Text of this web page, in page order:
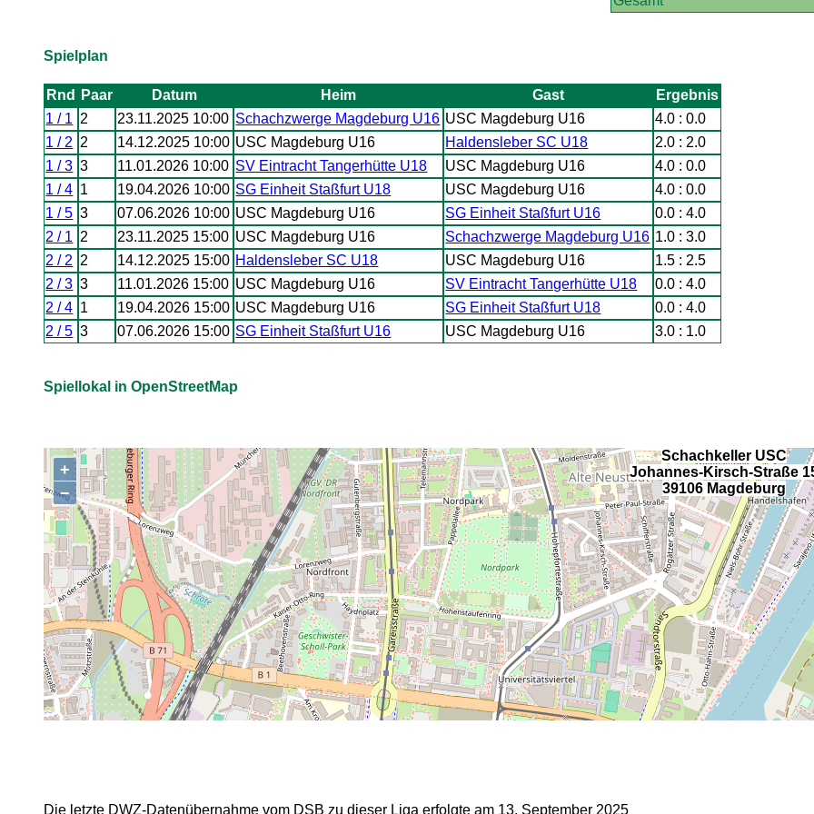
Spielplan
Rnd Paar Datum Heim Gast
Ergebnis
1 / 1 2 23.11.2025 10:00 Schachzwerge Magdeburg U16 USC Magdeburg U16
4.0 : 0.0
1 / 2 2 14.12.2025 10:00 USC Magdeburg U16 Haldensleber SC U18
2.0 : 2.0
1 / 3 3 11.01.2026 10:00 SV Eintracht Tangerhütte U18 USC Magdeburg U16
4.0 : 0.0
1 / 4 1 19.04.2026 10:00 SG Einheit Staßfurt U18 USC Magdeburg U16
4.0 : 0.0
1 / 5 3 07.06.2026 10:00 USC Magdeburg U16 SG Einheit Staßfurt U16
0.0 : 4.0
2 / 1 2 23.11.2025 15:00 USC Magdeburg U16 Schachzwerge Magdeburg U16 1.0 : 3.0
2 / 2 2 14.12.2025 15:00 Haldensleber SC U18 USC Magdeburg U16
1.5 : 2.5
2 / 3 3 11.01.2026 15:00 USC Magdeburg U16 SV Eintracht Tangerhütte U18
0.0 : 4.0
2 / 4 1 19.04.2026 15:00 USC Magdeburg U16 SG Einheit Staßfurt U18
0.0 : 4.0
2 / 5 3 07.06.2026 15:00 SG Einheit Staßfurt U16 USC Magdeburg U16 3.0 : 1.0
Spiellokal in OpenStreetMap
+
−
Schachkeller USC
Johannes-Kirsch-Straße
39106 Magdeburg
,
Die letzte DWZ-Datenübernahme vom DSB zu dieser Liga erfolgte am 13. September 2025